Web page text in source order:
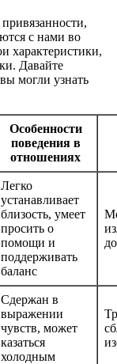
с нами во
характеристики,
Давайте
могли узнать
Особенности
поведения в
отношениях
Легко
устанавливает
близость, умеет
просить о
помощи и
поддерживать
баланс
Сдержан в
выражении
чувств, может
казаться
холодным